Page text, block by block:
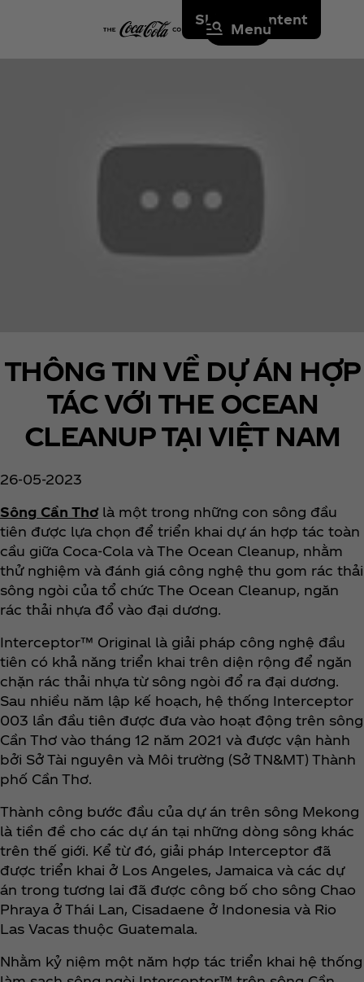
Skip to content
Menu
THÔNG TIN VỀ DỰ ÁN HỢP
TÁC VỚI THE OCEAN
CLEANUP TẠI VIỆT NAM
26-05-2023
Sông Cần Thơlà một trong những con sông đầu
tiên được lựa chọn để triển khai dự án hợp tác toàn
cầu giữa Coca‑Cola và The Ocean Cleanup, nhằm
thử nghiệm và đánh giá công nghệ thu gom rác thải
sông ngòi của tổ chức The Ocean Cleanup, ngăn
rác thải nhựa đổ vào đại dương.
Interceptor™ Original là giải pháp công nghệ đầu
tiên có khả năng triển khai trên diện rộng để ngăn
chặn rác thải nhựa từ sông ngòi đổ ra đại dương.
Sau nhiều năm lập kế hoạch, hệ thống Interceptor
003 lần đầu tiên được đưa vào hoạt động trên sông
Cần Thơ vào tháng 12 năm 2021 và được vận hành
bởi Sở Tài nguyên và Môi trường (Sở TN&MT) Thành
phố Cần Thơ.
Thành công bước đầu của dự án trên sông Mekong
là tiền đề cho các dự án tại những dòng sông khác
trên thế giới. Kể từ đó, giải pháp Interceptor đã
được triển khai ở Los Angeles, Jamaica và các dự
án trong tương lai đã được công bố cho sông Chao
Phraya ở Thái Lan, Cisadaene ở Indonesia và Rio
Las Vacas thuộc Guatemala.
Nhằm kỷ niệm một năm hợp tác triển khai hệ thống